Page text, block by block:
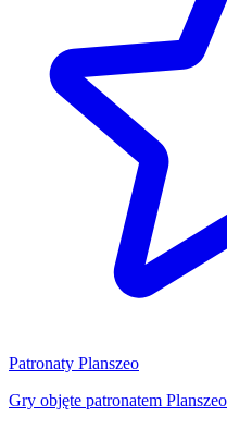
Patronaty Planszeo
Gry objęte patronatem Planszeo